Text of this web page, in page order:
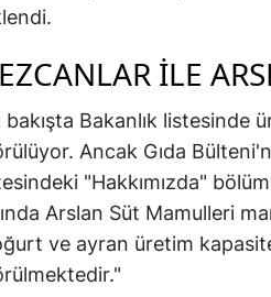
ILE
bakışta Bakanlık listesinde
Ancak Gıda
"Hakkımızda"
Arslan Süt Mamulleri
ve ayran üretim